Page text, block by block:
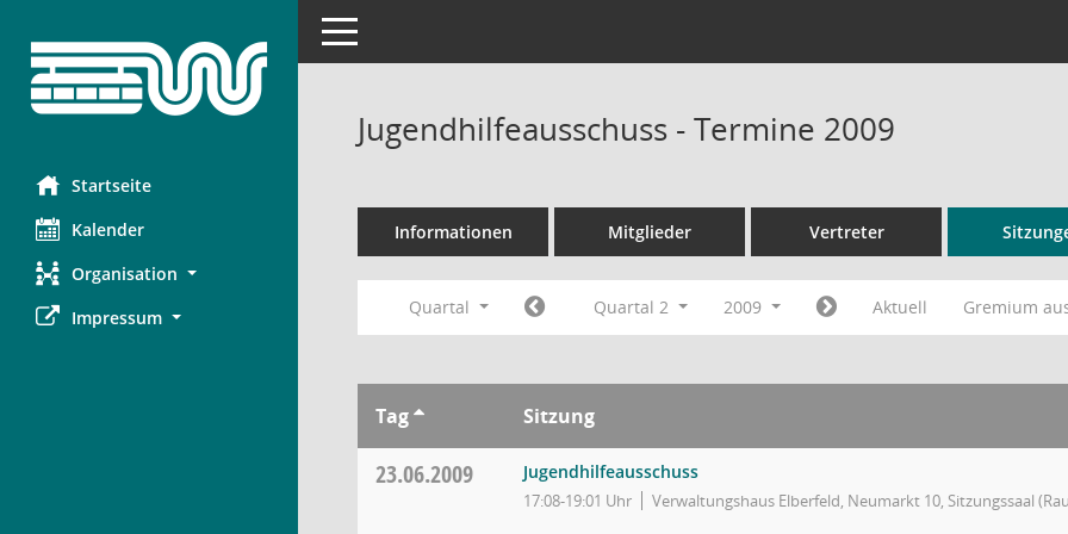
Startseite
Kalender
Organisation
Impressum
Toggle navigation
Jugendhilfeausschuss - Termine 2009
Informationen Mitglieder Vertreter
Quartal Quartal 2 2009 Aktuell Gremium
Tag Sitzung
23.06.2009 Jugendhilfeausschuss
17:08-19:01 Uhr Verwaltungshaus Elberfeld, Neumarkt 10, Sitzungssaal